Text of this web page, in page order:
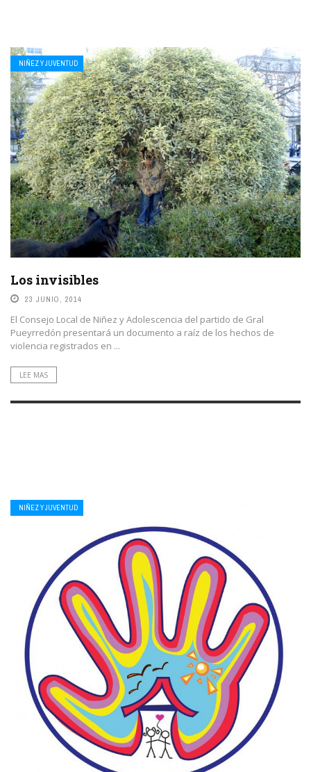
NIÑEZ Y JUVENTUD
Los invisibles
23 JUNIO, 2014
El Consejo Local de Niñez y Adolescencia del partido de Gral
Pueyrredón presentará un documento a raíz de los hechos de
violencia registrados en ...
LEE MAS
NIÑEZ Y JUVENTUD